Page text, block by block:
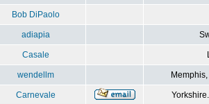
Bob DiPaolo
adiapia
Casale
wendellm
Carnevale